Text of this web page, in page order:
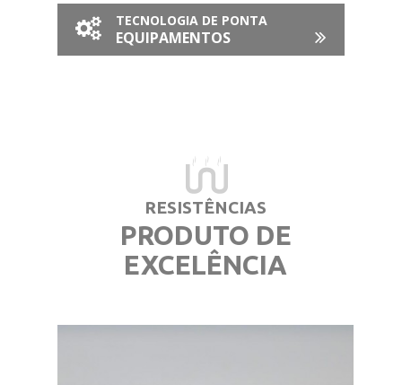
TECNOLOGIA DE PONTA
EQUIPAMENTOS
RESISTÊNCIAS
PRODUTO DE
EXCELÊNCIA